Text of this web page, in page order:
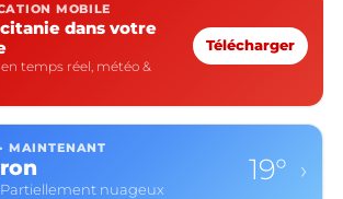
MOBILE
dans votre
temps réel, météo &
Télécharger
MAINTENANT
Partiellement nuageux
19° ›